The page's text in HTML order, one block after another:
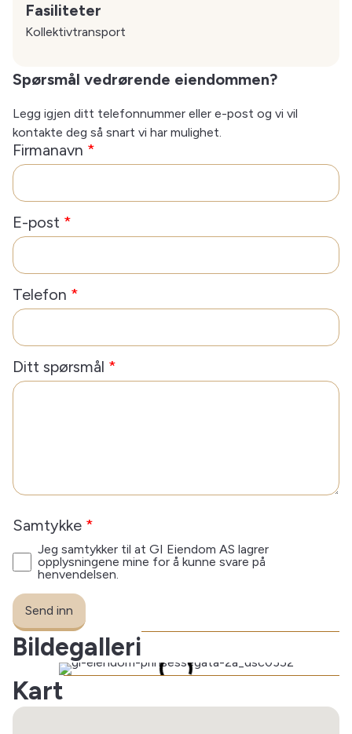
Fasiliteter
Kollektivtransport
Spørsmål vedrørende eiendommen?
Legg igjen ditt telefonnummer eller e-post og vi vil
kontakte deg så snart vi har mulighet.
Firmanavn *
E-post *
Telefon *
Ditt spørsmål *
Samtykke *
Jeg samtykker til at GI Eiendom AS lagrer
opplysningene mine for å kunne svare på
henvendelsen.
Send inn
Bildegalleri
Kart